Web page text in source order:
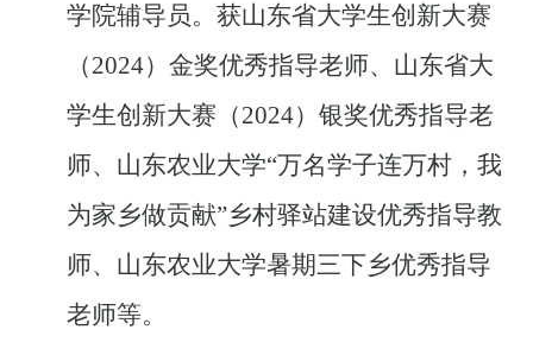
学院辅导员。获山东省大学生创新大赛
（2024）金奖优秀指导老师、山东省大
学生创新大赛（2024）银奖优秀指导老
师、山东农业大学“万名学子连万村，我
为家乡做贡献”乡村驿站建设优秀指导教
师、山东农业大学暑期三下乡优秀指导
老师等。